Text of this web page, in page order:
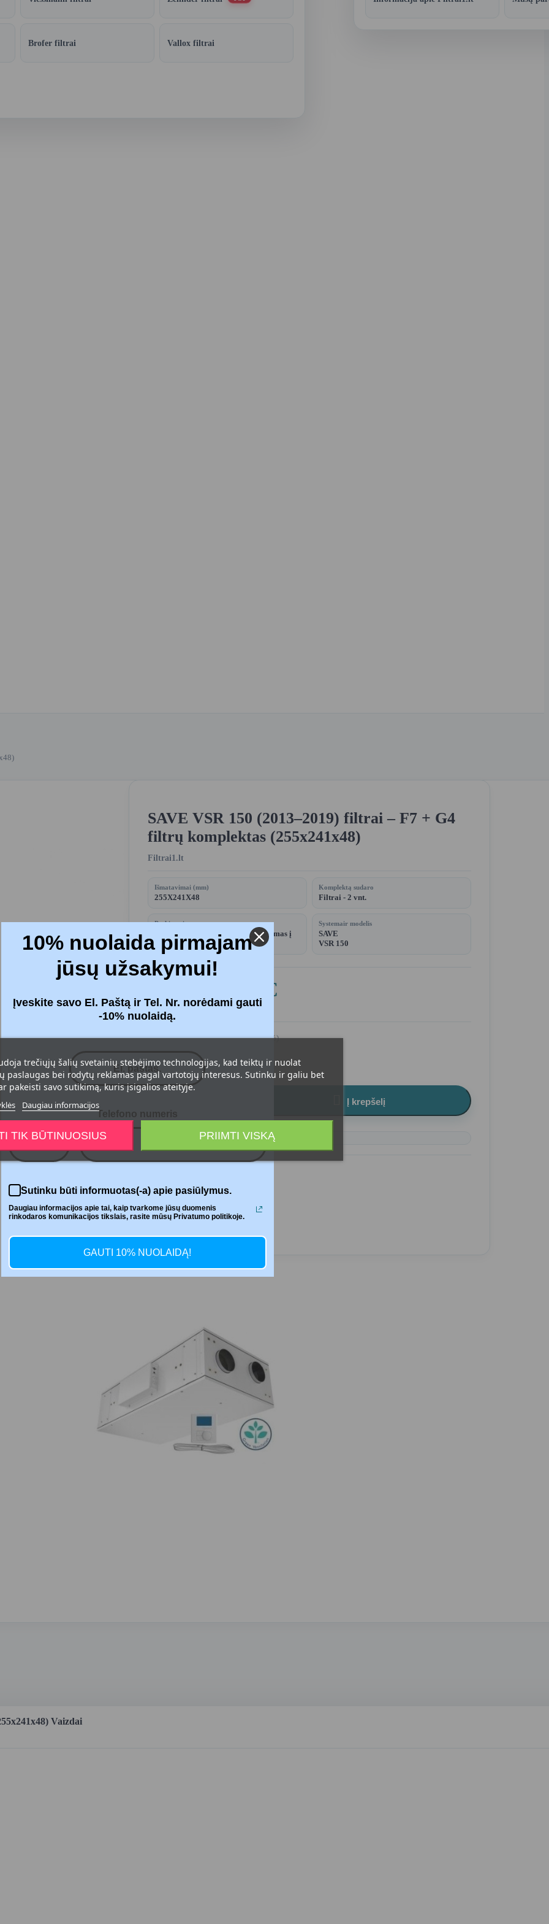
Brofer filtrai Vallox filtrai
Vaizdai
SAVE VSR 150 (2013–2019) filtrai – F7 + G4
filtrų komplektas (255x241x48)
Filtrai1.lt
Išmatavimai (mm)
255X241X48
Komplektą sudaro
Filtrai - 2 vnt.
Prekių pristatymas
2,90 € (nuo 50 € siuntimas nemokamas į
paštomatą)
Systemair modelis
SAVE
VSR 150
27,26 €
Su mokesčiais
Filtrai : Efektyvus F7+G4 (ePM1 70%)
Į krepšelį
trečiųjų šalių svetainių stebėjimo technologijas, kad teiktų ir nuolat
paslaugas bei rodytų reklamas pagal vartotojų interesus. Sutinku ir galiu bet
pakeisti savo sutikimą, kuris įsigalios ateityje.
Daugiau informacijos
TIK BŪTINUOSIUS PRIIMTI VISKĄ
10% nuolaida pirmajam
jūsų užsakymui!
Įveskite savo El. Paštą ir Tel. Nr. norėdami gauti
-10% nuolaidą.
Telefono numeris
Sutinku būti informuotas(-a) apie pasiūlymus.
Daugiau informacijos apie tai, kaip tvarkome jūsų duomenis
rinkodaros komunikacijos tikslais, rasite mūsų Privatumo politikoje.
GAUTI 10% NUOLAIDĄ!